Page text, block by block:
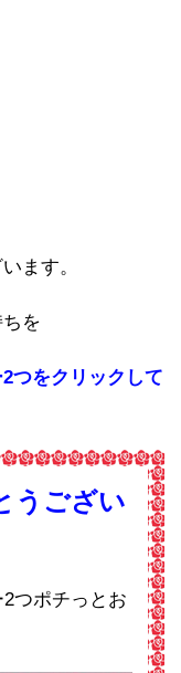
ます。
を
つをクリックして
うござい
つポチっとお